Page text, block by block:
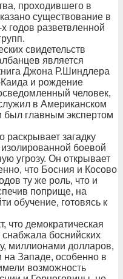
проходившего в
существование в
годов разветвленной
свидетельств
является
Джона Р.Шиндлера
и рождение
человек,
в Американском
был главным экспертом
раскрывает загадку
боевой
угрозу. Он открывает
что Босния и Косово
ту же роль, что и
поприще, на
обучение, готовясь к
что демократическая
боснийских
миллионами долларов,
Западе, особенно в
возможность